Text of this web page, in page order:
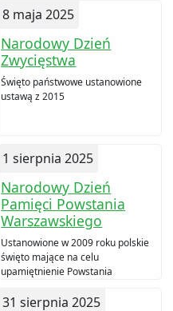
8 maja 2025
Narodowy Dzień
Zwycięstwa
Święto państwowe ustanowione
ustawą z 2015
1 sierpnia 2025
Narodowy Dzień
Pamięci Powstania
Warszawskiego
Ustanowione w 2009 roku polskie
święto mające na celu
upamiętnienie Powstania
31 sierpnia 2025